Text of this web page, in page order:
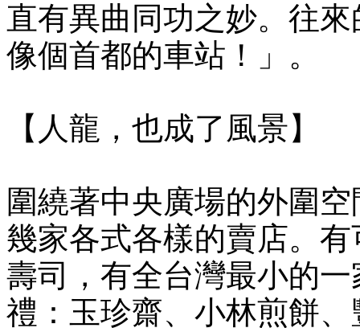
直有異曲同功之妙。往
像個首都的車站！」。
【人龍，也成了風景】
圍繞著中央廣場的外圍
幾家各式各樣的賣店。
壽司，有全台灣最小的
禮：玉珍齋、小林煎餅